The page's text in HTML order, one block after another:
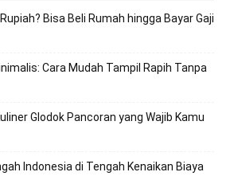
Bisa Beli Rumah hingga Bayar Gaji
Cara Mudah Tampil Rapih Tanpa
Glodok Pancoran yang Wajib Kamu
Indonesia di Tengah Kenaikan Biaya